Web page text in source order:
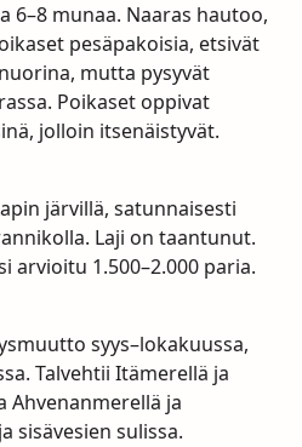
6–8 munaa. Naaras hautoo,
pesäpakoisia, etsivät
mutta pysyvät
Poikaset oppivat
jolloin itsenäistyvät.
järvillä, satunnaisesti
Laji on taantunut.
arvioitu 1.500–2.000 paria.
syys–lokakuussa,
Talvehtii Itämerellä ja
Ahvenanmerellä ja
sisävesien sulissa.